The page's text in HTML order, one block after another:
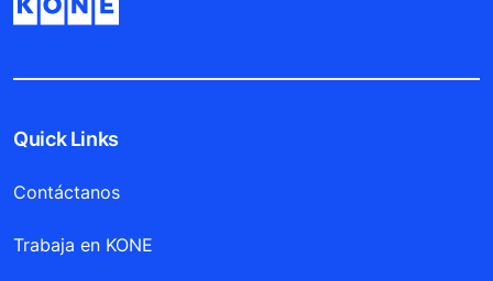
Quick Links
Contáctanos
Trabaja en KONE